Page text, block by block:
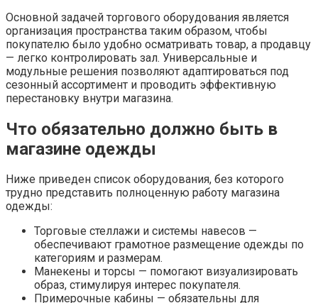
Основной задачей торгового оборудования является
организация пространства таким образом, чтобы
покупателю было удобно осматривать товар, а продавцу
— легко контролировать зал. Универсальные и
модульные решения позволяют адаптироваться под
сезонный ассортимент и проводить эффективную
перестановку внутри магазина.
Что обязательно должно быть в
магазине одежды
Ниже приведен список оборудования, без которого
трудно представить полноценную работу магазина
одежды:
Торговые стеллажи и системы навесов —
обеспечивают грамотное размещение одежды по
категориям и размерам.
Манекены и торсы — помогают визуализировать
образ, стимулируя интерес покупателя.
Примерочные кабины — обязательны для